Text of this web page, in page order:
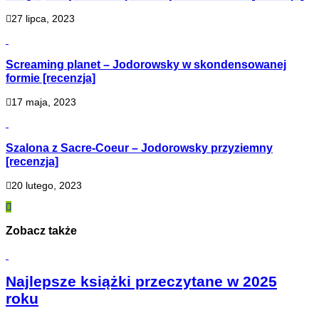
27 lipca, 2023
Screaming planet – Jodorowsky w skondensowanej
formie [recenzja]
17 maja, 2023
Szalona z Sacre-Coeur – Jodorowsky przyziemny
[recenzja]
20 lutego, 2023
Zobacz także
Najlepsze książki przeczytane w 2025
roku